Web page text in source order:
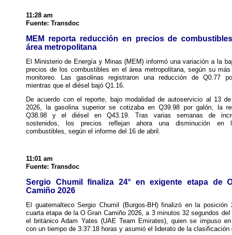
11:28 am
Fuente: Transdoc
MEM reporta reducción en precios de
área metropolitana
El Ministerio de Energía y Minas (MEM) informó una variación a la
precios de los combustibles en el área metropolitana, según su
monitoreo. Las gasolinas registraron una reducción de Q0.77
mientras que el diésel bajó Q1.16.
De acuerdo con el reporte, bajo modalidad de autoservicio al 13
2026, la gasolina superior se cotizaba en Q39.98 por galón, la
Q38.98 y el diésel en Q43.19. Tras varias semanas de
sostenidos, los precios reflejan ahora una disminución en
combustibles, según el informe del 16 de abril.
11:01 am
Fuente: Transdoc
Sergio Chumil finaliza 24° en exigente etapa de
Camiño 2026
El guatemalteco Sergio Chumil (Burgos-BH) finalizó en la posición
cuarta etapa de la O Gran Camiño 2026, a 3 minutos 32 segundos del
el británico Adam Yates (UAE Team Emirates), quien se impuso
con un tiempo de 3:37:18 horas y asumió el liderato de la clasificación